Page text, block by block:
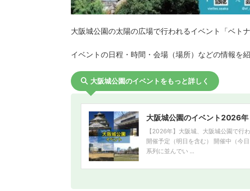
大阪城公園の太陽の広場で行われるイベント「ベト
イベントの日程・時間・会場（場所）などの情報を紹
大阪城公園のイベントをもっと詳しく
大阪城公園のイベント2026年
【2026年】大阪城、大阪城公園で行
開催予定（明日を含む） 開催中（
系列に並んでい ...